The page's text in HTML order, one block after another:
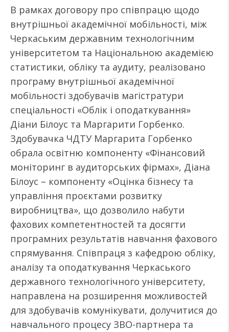
В рамках договору про співпрацю щодо
внутрішньої академічної мобільності, між
Черкаським державним технологічним
університетом та Національною академією
статистики, обліку та аудиту, реалізовано
програму внутрішньої академічної
мобільності здобувачів магістратури
спеціальності «Облік і оподаткування»
Діани Білоус та Маргарити Горбенко.
Здобувачка ЧДТУ Маргарита Горбенко
обрала освітню компоненту «Фінансовий
моніторинг в аудиторських фірмах», Діана
Білоус – компоненту «Оцінка бізнесу та
управління проєктами розвитку
виробництва», що дозволило набути
фахових компетентностей та досягти
програмних результатів навчання фахового
спрямування. Співпраця з кафедрою обліку,
аналізу та оподаткування Черкаського
державного технологічного університету,
направлена на розширення можливостей
для здобувачів комунікувати, долучитися до
навчального процесу ЗВО-партнера та